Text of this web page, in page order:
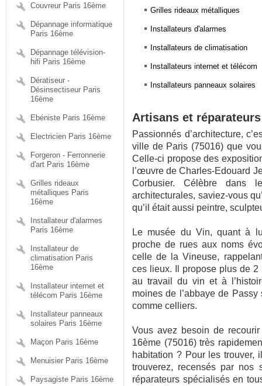
Couvreur Paris 16ème
Dépannage informatique
Paris 16ème
Dépannage télévision-
hifi Paris 16ème
Dératiseur -
Désinsectiseur Paris
16ème
Ebéniste Paris 16ème
Electricien Paris 16ème
Forgeron - Ferronnerie
d'art Paris 16ème
Grilles rideaux
métalliques Paris
16ème
Installateur d'alarmes
Paris 16ème
Installateur de
climatisation Paris
16ème
Installateur internet et
télécom Paris 16ème
Installateur panneaux
solaires Paris 16ème
Maçon Paris 16ème
Menuisier Paris 16ème
Paysagiste Paris 16ème
Grilles rideaux métalliques
Installateurs d'alarmes
Installateurs de climatisation
Installateurs internet et télécom
Installateurs panneaux solaires
Artisans et
Passionnés d’architecture,
ville de Paris (75016) que
Celle-ci propose des
l’œuvre de Charles-Edouard
Corbusier. Célèbre dans
architecturales, saviez-vous
qu’il était aussi peintre,
Le musée du Vin, quant à
proche de rues aux noms
celle de la Vineuse,
ces lieux. Il propose plus de
au travail du vin et à
moines de l’abbaye de
comme celliers.
Vous avez besoin de
16ème (75016) très
habitation ? Pour les trouver,
trouverez, recensés par nos
réparateurs spécialisés en